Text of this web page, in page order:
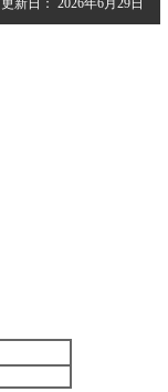
更新日： 2026年6月29日